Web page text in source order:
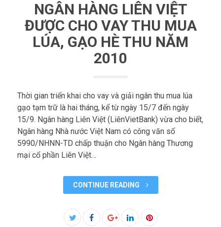
NGÂN HÀNG LIÊN VIỆT
ĐƯỢC CHO VAY THU MUA
LÚA, GẠO HÈ THU NĂM
2010
Thời gian triển khai cho vay và giải ngân thu mua lúa
gạo tạm trữ là hai tháng, kể từ ngày 15/7 đến ngày
15/9. Ngân hàng Liên Việt (LiênVietBank) vừa cho biết,
Ngân hàng Nhà nước Việt Nam có công văn số
5990/NHNN-TD chấp thuận cho Ngân hàng Thương
mại cổ phần Liên Việt…
CONTINUE READING
Facebook